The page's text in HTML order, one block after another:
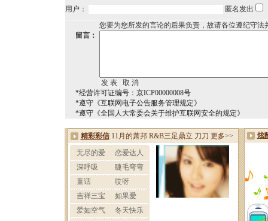
用户：
匿名发出
您要为您所发的言论的后果负责，故请各位遵纪守法
留言：
*经营许可证编号：京ICP00000008号
*遵守《互联网电子公告服务管理规定》
*遵守《全国人大常委会关于维护互联网安全的规定》